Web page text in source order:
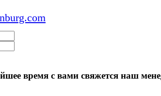
время с вами свяжется наш